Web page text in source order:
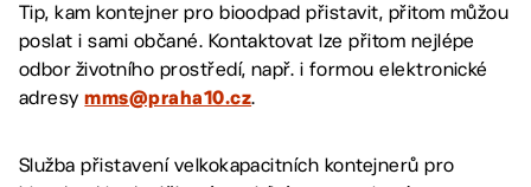
Tip, kam kontejner pro bioodpad přistavit, přitom můžou
poslat i sami občané. Kontaktovat lze přitom nejlépe
odbor životního prostředí, např. i formou elektronické
adresymms@praha10.cz.
Služba přistavení velkokapacitních kontejnerů pro